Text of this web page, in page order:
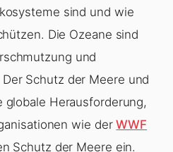
sind und wie
Die Ozeane sind
und
Schutz der Meere und
Herausforderung,
wie derWWF
Schutz der Meere ein.